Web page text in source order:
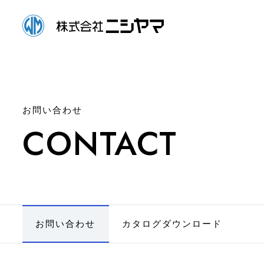
お問い合わせ
CONTACT
お問い合わせ カタログダウンロード